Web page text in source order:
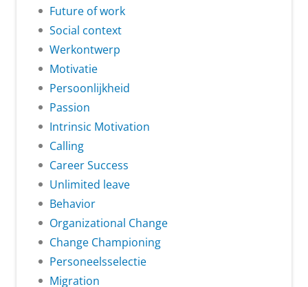
Future of work
Social context
Werkontwerp
Motivatie
Persoonlijkheid
Passion
Intrinsic Motivation
Calling
Career Success
Unlimited leave
Behavior
Organizational Change
Change Championing
Personeelsselectie
Migration